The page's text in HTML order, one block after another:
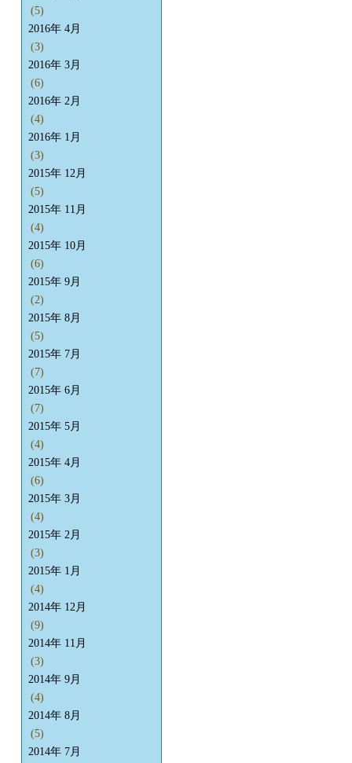
(5)
2016年 4月
(3)
2016年 3月
(6)
2016年 2月
(4)
2016年 1月
(3)
2015年 12月
(5)
2015年 11月
(4)
2015年 10月
(6)
2015年 9月
(2)
2015年 8月
(5)
2015年 7月
(7)
2015年 6月
(7)
2015年 5月
(4)
2015年 4月
(6)
2015年 3月
(4)
2015年 2月
(3)
2015年 1月
(4)
2014年 12月
(9)
2014年 11月
(3)
2014年 9月
(4)
2014年 8月
(5)
2014年 7月